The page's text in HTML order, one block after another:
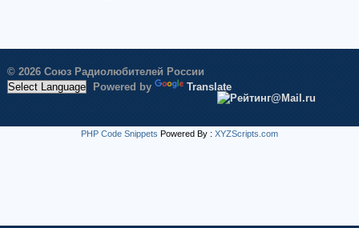
© 2026 Союз Радиолюбителей России
Powered by
Translate
PHP Code Snippets Powered By : XYZScripts.com